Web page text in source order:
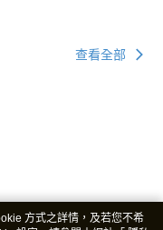
查看全部
方式之詳情，及若您不希